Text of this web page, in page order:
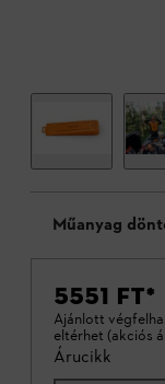
Műanyag
5551 FT*
Ajánlott
eltérhet (akciós
Árucikk